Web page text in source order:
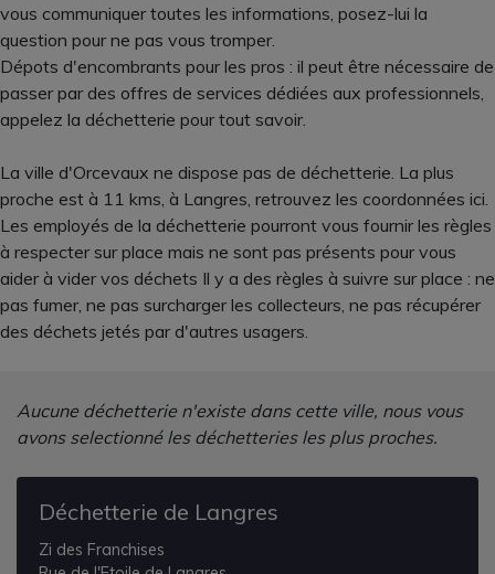
vous communiquer toutes les informations, posez-lui la
question pour ne pas vous tromper.
Dépots d'encombrants pour les pros : il peut être nécessaire de
passer par des offres de services dédiées aux professionnels,
appelez la déchetterie pour tout savoir.
La ville d'Orcevaux ne dispose pas de déchetterie. La plus
proche est à 11 kms, à Langres, retrouvez les coordonnées ici.
Les employés de la déchetterie pourront vous fournir les règles
à respecter sur place mais ne sont pas présents pour vous
aider à vider vos déchets Il y a des règles à suivre sur place : ne
pas fumer, ne pas surcharger les collecteurs, ne pas récupérer
des déchets jetés par d'autres usagers.
Aucune déchetterie n'existe dans cette ville, nous vous
avons selectionné les déchetteries les plus proches.
Déchetterie de Langres
Zi des Franchises